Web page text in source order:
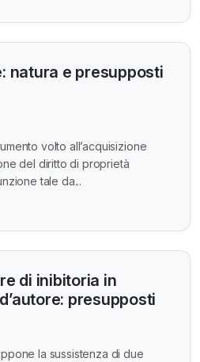
natura e presupposti
volto all’acquisizione
del diritto di proprietà
tale da...
di inibitoria in
presupposti
la sussistenza di due